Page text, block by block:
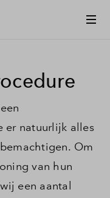
er natuurlijk alles
Om
van hun
een aantal